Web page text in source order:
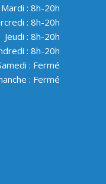
Mardi : 8h-20h
: 8h-20h
Jeudi : 8h-20h
: 8h-20h
: Fermé
: Fermé